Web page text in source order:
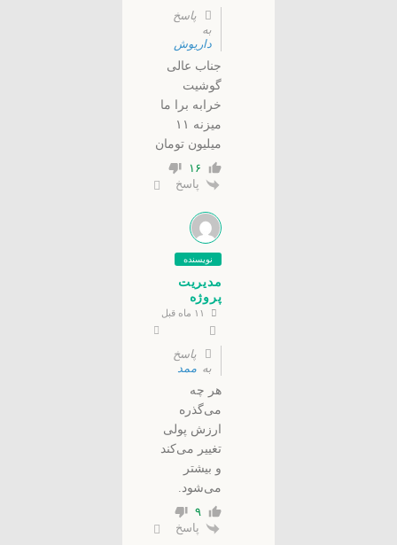
پاسخ
به
داریوش
جناب عالی
گوشیت
خرابه برا ما
میزنه ۱۱
میلیون تومان
۱۶
پاسخ
نویسنده
مدیریت
پروژه
پاسخ
به ممد
هر چه
می‌گذره
ارزش پولی
تغییر می‌کند
و بیشتر
می‌شود.
۹
پاسخ